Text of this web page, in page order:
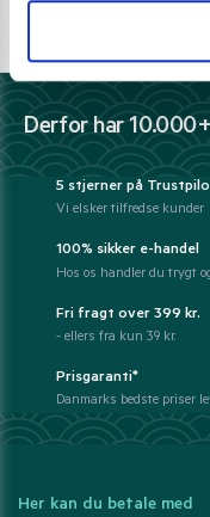
Derfor har
5 stjerner på
Vi elsker tilfredse kunder
100% sikker e-handel
Hos os handler du trygt
Fri fragt over 399 kr.
- ellers fra kun 39 kr.
Prisgaranti*
Danmarks bedste priser
Her kan du betale med